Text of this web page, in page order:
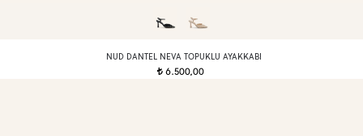
NUD DANTEL NEVA TOPUKLU AYAKKABI
t 6.500,00